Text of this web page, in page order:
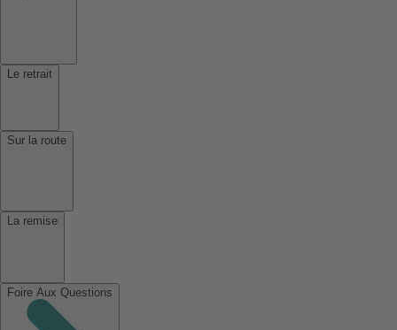
Le retrait
Sur la route
La remise
Foire Aux Questions